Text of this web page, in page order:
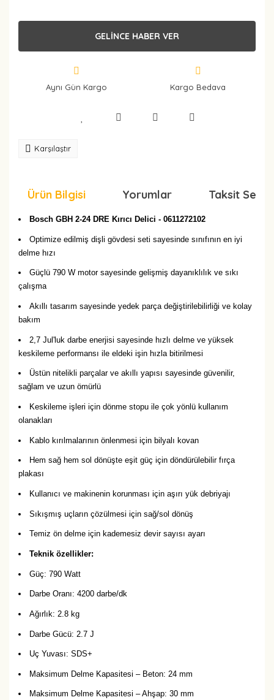
GELİNCE HABER VER
Aynı Gün Kargo Kargo Bedava
Karşılaştır
Ürün Bilgisi Yorumlar Taksit
Bosch GBH 2-24 DRE Kırıcı Delici - 0611272102
Optimize edilmiş dişli gövdesi seti sayesinde sınıfının en iyi
delme hızı
Güçlü 790 W motor sayesinde gelişmiş dayanıklılık ve sıkı
çalışma
Akıllı tasarım sayesinde yedek parça değiştirilebilirliği ve kolay
bakım
2,7 Jul'luk darbe enerjisi sayesinde hızlı delme ve yüksek
keskileme performansı ile eldeki işin hızla bitirilmesi
Üstün nitelikli parçalar ve akıllı yapısı sayesinde güvenilir,
sağlam ve uzun ömürlü
Keskileme işleri için dönme stopu ile çok yönlü kullanım
olanakları
Kablo kırılmalarının önlenmesi için bilyalı kovan
Hem sağ hem sol dönüşte eşit güç için döndürülebilir fırça
plakası
Kullanıcı ve makinenin korunması için aşırı yük debriyajı
Sıkışmış uçların çözülmesi için sağ/sol dönüş
Temiz ön delme için kademesiz devir sayısı ayarı
Teknik özellikler:
Güç: 790 Watt
Darbe Oranı: 4200 darbe/dk
Ağırlık: 2.8 kg
Darbe Gücü: 2.7 J
Uç Yuvası: SDS+
Maksimum Delme Kapasitesi – Beton: 24 mm
Maksimum Delme Kapasitesi – Ahşap: 30 mm